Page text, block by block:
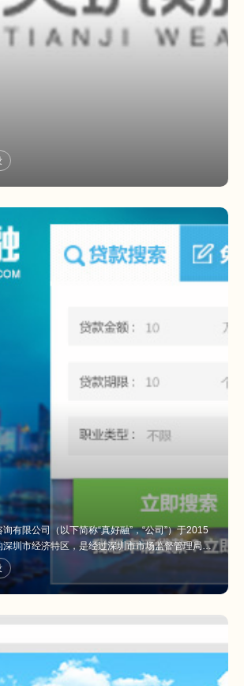
有限公司（以下简称“真好融”，“公司”）于2015
圳市经济特区，是经过深圳市市场监督管理局审
多家商业银行合作的融资担保与按揭代理机构，
的桥梁，公司认缴注册资本总额为1000万人民